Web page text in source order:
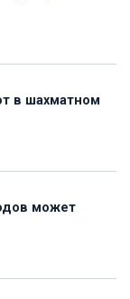
в шахматном
может